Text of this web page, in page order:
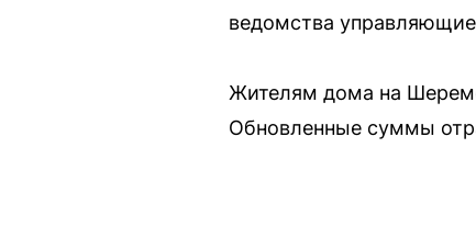
ведомства управляющие
Жителям дома на
Обновленные суммы